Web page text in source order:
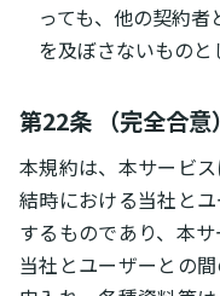
っても、他の契約
を及ぼさないものと
第22条 （完全合意）
本規約は、本サービ
結時における当社と
するものであり、本
当社とユーザーとの